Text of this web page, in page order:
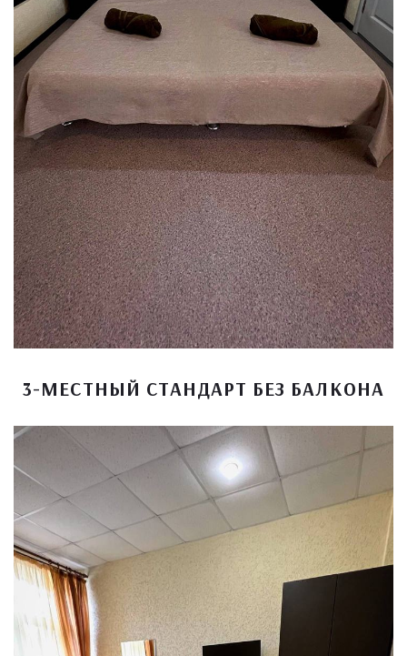
3-МЕСТНЫЙ СТАНДАРТ БЕЗ БАЛКОНА